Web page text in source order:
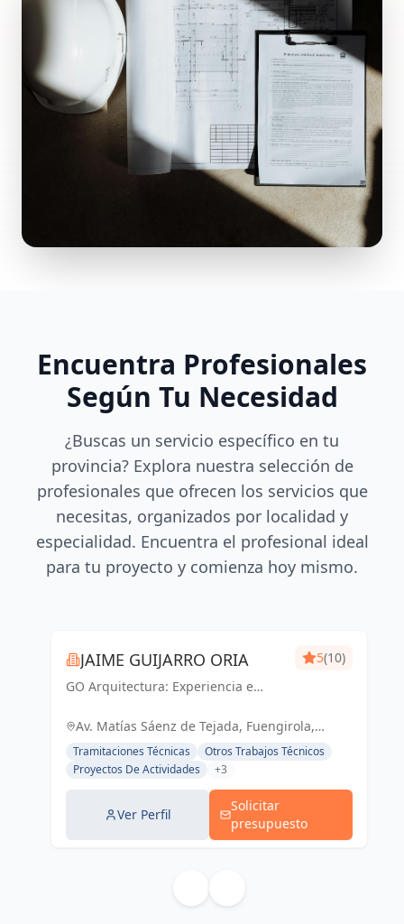
Encuentra Profesionales
Según Tu Necesidad
¿Buscas un servicio específico en tu
provincia? Explora nuestra selección de
profesionales que ofrecen los servicios que
necesitas, organizados por localidad y
especialidad. Encuentra el profesional ideal
para tu proyecto y comienza hoy mismo.
JAIME GUIJARRO ORIA
GO Arquitectura: Experiencia e
y gestiones urbanísticas. Con
Seriedad, Confianza, Rapidez y
Economía como pilares, ofrecemos
soluciones...
5(10)
Av. Matías Sáenz de Tejada, Fuengirola,
España, España
Tramitaciones Técnicas
Otros Trabajos Técnicos
Proyectos De Actividades
+3
Ver Perfil
Solicitar
presupuesto